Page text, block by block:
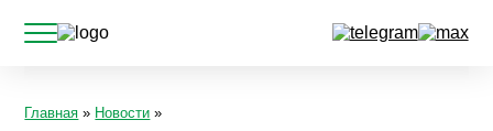
Главная » Новости »